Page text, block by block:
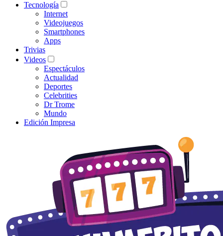
Tecnología
Internet
Videojuegos
Smartphones
Apps
Trivias
Videos
Espectáculos
Actualidad
Deportes
Celebrities
Dr Trome
Mundo
Edición Impresa